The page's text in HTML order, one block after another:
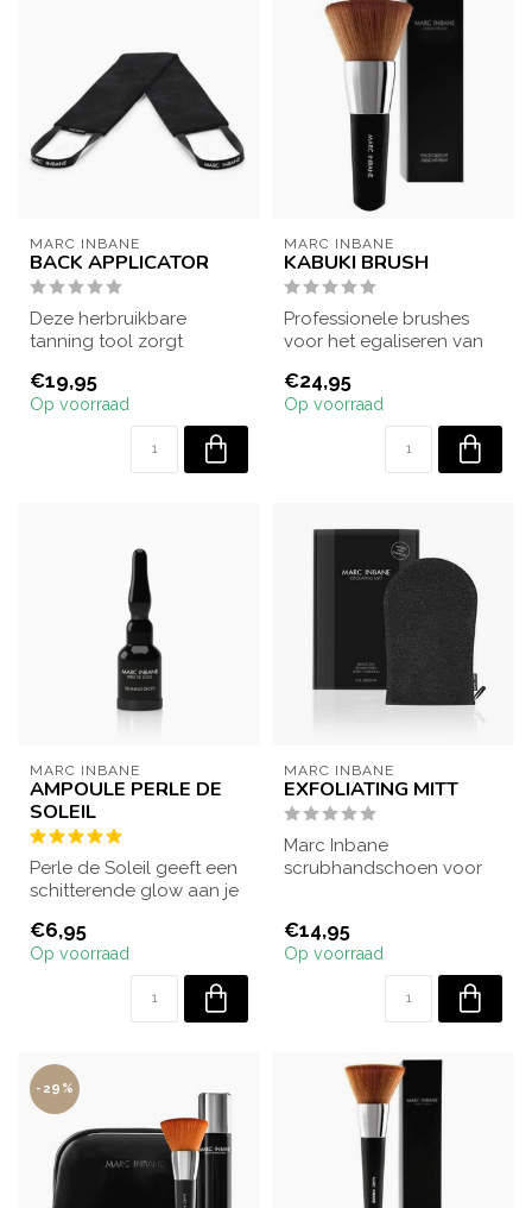
MARC INBANE
BACK APPLICATOR
Deze herbruikbare
tanning tool zorgt
vlekkeloos resultaat op...
€19,95
Op voorraad
MARC INBANE
KABUKI BRUSH
Professionele brushes
voor het egaliseren van
tannen v...
€24,95
Op voorraad
MARC INBANE
AMPOULE PERLE DE
SOLEIL
Perle de Soleil geeft een
schitterende glow aan je
deze ...
€6,95
Op voorraad
MARC INBANE
EXFOLIATING MITT
Marc Inbane
scrubhandschoen voor
€14,95
Op voorraad
-29%